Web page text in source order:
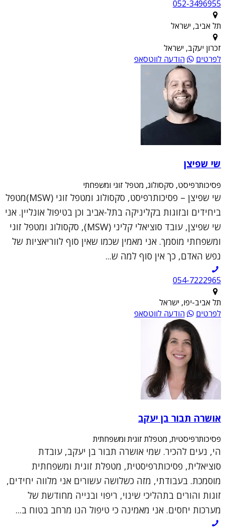
052-3496955
תל אביב, ישראל
זכרון יעקב, ישראל
לפרטים
הודעה לווטסאפ
שי שפיצן
פסיכותרפיסט, סקסולוג, מטפל זוגי ומשפחתי
שי שפיצן – פסיכותרפיסט, סקסולוג ומטפל זוגי (MSW)מטפל
ביחידים ובזוגות בקליניקה בתל-אביב וכן בטיפול אונליין. אני
שי שפיצן, עובד סוציאלי קליני (MSW), סקסולוג ומטפל זוגי
ומשפחתי מוסמך. אני מאמין שכמו שאין סוף לווריאציות של
נפש האדם, כך אין סוף למה ש...
054-7222965
תל אביב-יפו, ישראל
לפרטים
הודעה לווטסאפ
אושרה תבור בן יעקב
פסיכותרפיסטית, מטפלת זוגית ומשפחתית
הי, נעים להכיר. שמי אושרה תבור בן יעקב, עובדת
סוציאלית, פסיכותרפיסטית, מטפלת זוגית ומשפחתית
מוסמכת. בעבודתי, מזה כשלושה עשורים אני מלווה יחידים,
זוגות והורים בתהליכי שינוי, ריפוי ובנייה מחודשת של
מערכות יחסים. אני מאמינה כי טיפול הנו מרחב בטוח ב...